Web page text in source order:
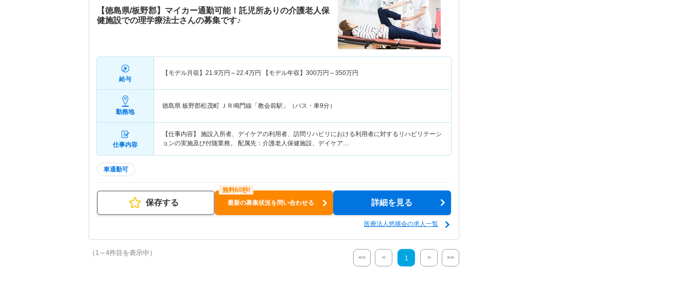
【徳島県/板野郡】マイカー通勤可能！託児所ありの介護老人保
健施設での理学療法士さんの募集です♪
給与
【モデル月収】 21.9万円～22.4万円 【モデル年収】 300万円～350万円
勤務地
徳島県 板野郡松茂町 ＪＲ鳴門線「教会前駅」（バス・車9分）
仕事内容
【仕事内容】 施設入所者、デイケアの利用者、訪問リハビリにおける利用者に対するリハビリテーシ
ョンの実施及び付随業務。 配属先：介護老人保健施設、デイケア…
車通勤可
保存する 最新の募集状況を問い合わせる 詳細を見る
医療法人悠穣会の求人一覧
（1～4件目を表示中）
<< < 1 > >>